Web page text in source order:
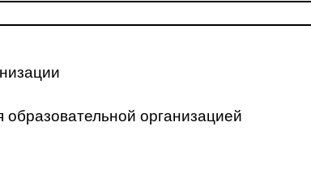
организацией